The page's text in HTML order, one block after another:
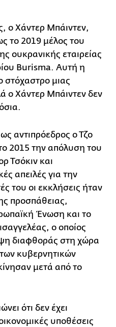
ο Χάντερ Μπάιντεν,
το 2019 μέλος του
ουκρανικής εταιρείας
Burisma. Αυτή η
στόχαστρο μιας
ο Χάντερ Μπάιντεν δεν
αντιπρόεδρος ο Τζο
2015 την απόλυση του
Τσόκιν και
απειλές για την
του οι εκκλήσεις ήταν
προσπάθειας,
Ένωση και το
ο οποίος
διαφθοράς στη χώρα
κυβερνητικών
μετά από το
ότι δεν έχει
υποθέσεις